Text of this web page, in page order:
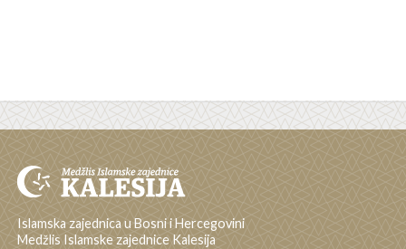
Islamska zajednica u Bosni i Hercegovini
Medžlis Islamske zajednice Kalesija